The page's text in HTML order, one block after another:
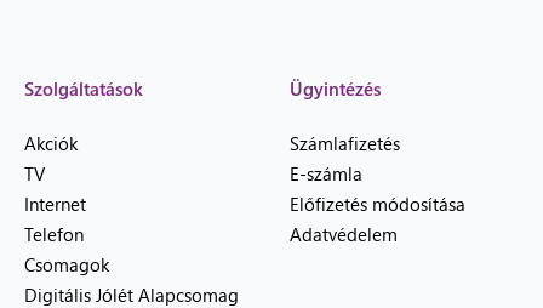
Szolgáltatások
Akciók
TV
Internet
Telefon
Csomagok
Digitális Jólét Alapcsomag
Ügyintézés
Számlafizetés
E-számla
Előfizetés módosítása
Adatvédelem